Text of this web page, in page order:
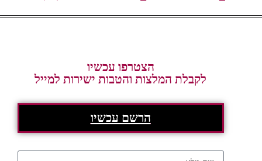
הצטרפו עכשיו
לקבלת המלצות והטבות ישירות למייל
הרשם עכשיו